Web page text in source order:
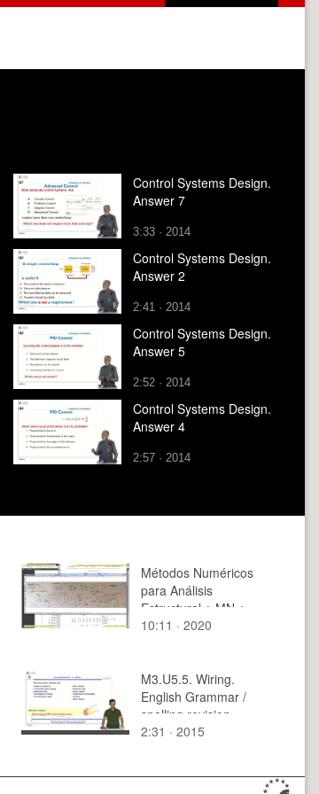
Control Systems Design.
Answer 7
3:33 · 2014
Control Systems Design.
Answer 2
2:41 · 2014
Control Systems Design.
Answer 5
2:52 · 2014
Control Systems Design.
Answer 4
2:57 · 2014
Métodos Numéricos
para Análisis
Estructural ¿ MN ¿
2020 ¿ Clase 03 ¿
10:11 · 2020
M3.U5.5. Wiring.
English Grammar /
spelling revision
2:31 · 2015